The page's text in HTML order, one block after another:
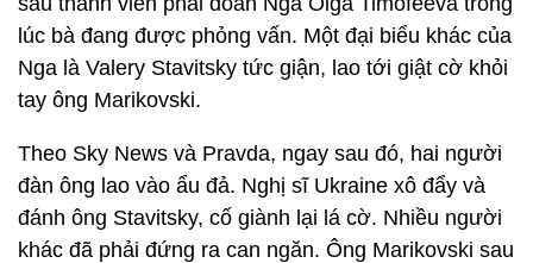
lúc bà đang được phỏng vấn. Một đại biểu khác của
Nga là Valery Stavitsky tức giận, lao tới giật cờ khỏi
tay ông Marikovski.
Theo Sky News và Pravda, ngay sau đó, hai người
đàn ông lao vào ẩu đả. Nghị sĩ Ukraine xô đẩy và
đánh ông Stavitsky, cố giành lại lá cờ. Nhiều người
khác đã phải đứng ra can ngăn. Ông Marikovski sau